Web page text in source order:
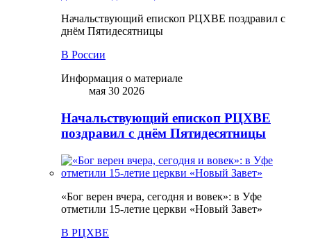
Начальствующий епископ РЦХВЕ поздравил с
днём Пятидесятницы
В России
Информация о материале
мая 30 2026
Начальствующий епископ РЦХВЕ
поздравил с днём Пятидесятницы
«Бог верен вчера, сегодня и вовек»: в Уфе
отметили 15-летие церкви «Новый Завет»
В РЦХВЕ